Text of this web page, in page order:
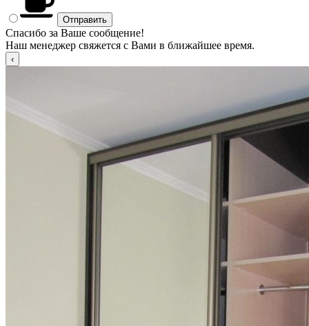
Спасибо за Ваше сообщение!
Наш менеджер свяжется с Вами в ближайшее время.